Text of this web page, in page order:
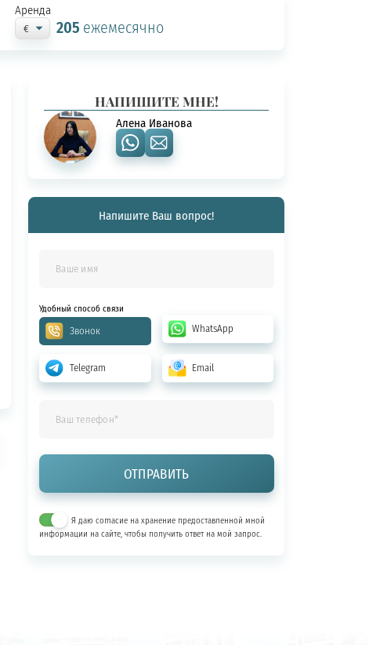
Аренда
205 ежемесячно
НАПИШИТЕ МНЕ!
Алена Иванова
Напишите Ваш вопрос!
Удобный способ связи
Звонок WhatsApp
Telegram Email
Я даю согласие на хранение предоставленной мной
информации на сайте, чтобы получить ответ на мой запрос.